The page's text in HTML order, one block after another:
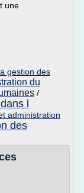
une
gestion des
du
/
l
administration
des